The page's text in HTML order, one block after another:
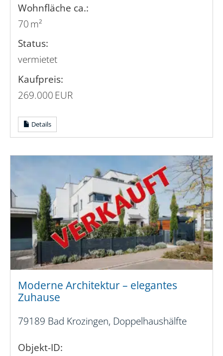
Wohnfläche ca.:
70 m²
Status:
vermietet
Kaufpreis:
269.000 EUR
Details
Moderne Architektur – elegantes
Zuhause
79189 Bad Krozingen, Doppelhaushälfte
Objekt-ID: